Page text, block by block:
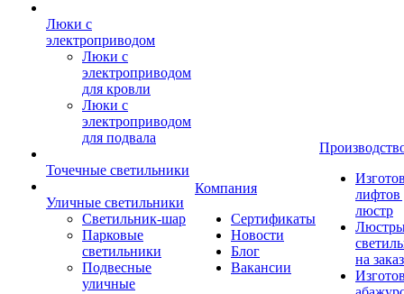
Люки с
электроприводом
Люки с
электроприводом
для кровли
Люки с
электроприводом
для подвала
Точечные светильники
Уличные светильники
Светильник-шар
Парковые
светильники
Подвесные
уличные
Компания
Сертификаты
Новости
Блог
Вакансии
лифтов
люстр
на заказ